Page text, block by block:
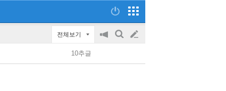
전체보기
공
on/off
검
글
쓰
10추글